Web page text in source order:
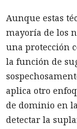
Aunque estas
mayoría de los
una protección
la función de
aplica otro
de dominio en
detectar la